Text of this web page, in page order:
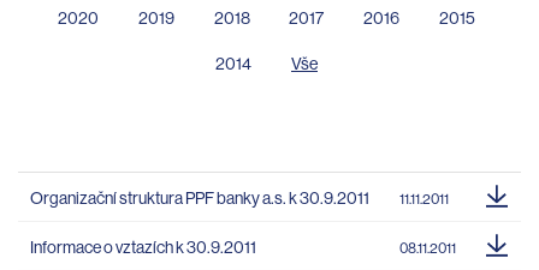
2020 2019 2018 2017 2016 2015
2014 Vše
Organizační struktura PPF banky a.s. k 30.9.2011 11.11.2011
Informace o vztazích k 30.9.2011 08.11.2011